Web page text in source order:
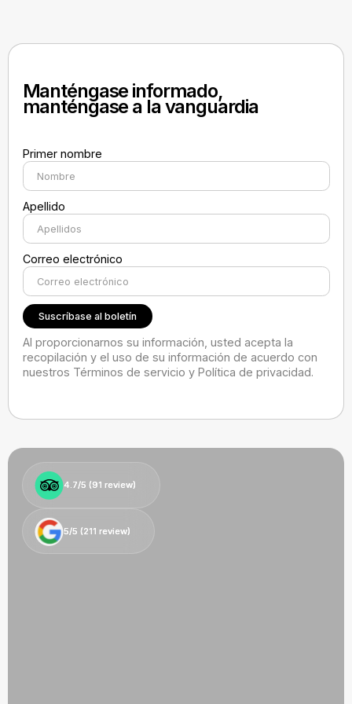
Manténgase informado,
manténgase a la vanguardia
Primer nombre
Apellido
Correo electrónico
Al proporcionarnos su información, usted acepta la
recopilación y el uso de su información de acuerdo con
nuestros Términos de servicio y Política de privacidad.
4.7/5 (91 review)
4.7/5 (91 review)
5/5 (211 review)
5/5 (211 review)